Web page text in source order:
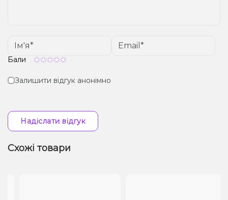
Бали
Залишити відгук анонімно
Надіслати відгук
Схожі товари